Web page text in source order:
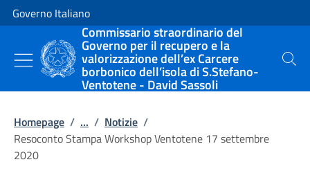
Vai al contenuto
Vai alla navigazione del sito
Governo Italiano
Commissario straordinario del
Governo per il recupero e la
valorizzazione dell’ex Carcere
borbonico dell’isola di S.Stefano-
Ventotene - David Sassoli
Cerca
Homepage / ... / Notizie /
Resoconto Stampa Workshop Ventotene 17 settembre
2020